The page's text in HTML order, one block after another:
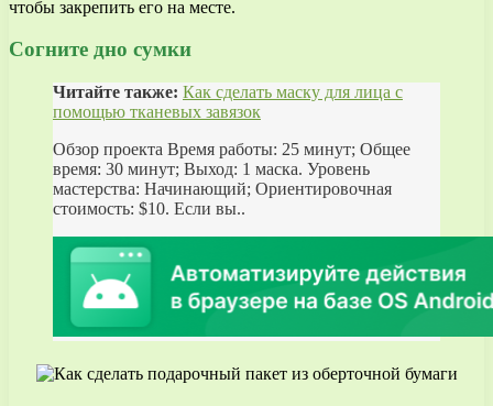
чтобы закрепить его на месте.
Согните дно сумки
Читайте также: Как сделать маску для лица с
помощью тканевых завязок
Обзор проекта Время работы: 25 минут; Общее
время: 30 минут; Выход: 1 маска. Уровень
мастерства: Начинающий; Ориентировочная
стоимость: $10. Если вы..